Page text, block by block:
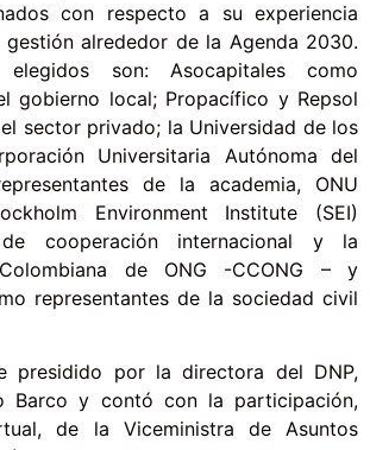
con respecto a su experiencia
alrededor de la Agenda 2030.
son: Asocapitales como
gobierno local; Propacífico y Repsol
sector privado; la Universidad de los
Universitaria Autónoma del
de la academia, ONU
Environment Institute (SEI)
de cooperación internacional y la
de ONG -CCONG – y
representantes de la sociedad civil
presidido por la directora del DNP,
Barco y contó con la participación,
de la Viceministra de Asuntos